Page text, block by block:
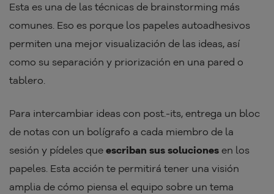
Esta es una de las técnicas de brainstorming más
comunes. Eso es porque los papeles autoadhesivos
permiten una mejor visualización de las ideas, así
como su separación y priorización en una pared o
tablero.
Para intercambiar ideas con post.-its, entrega un bloc
de notas con un bolígrafo a cada miembro de la
sesión y pídeles que escriban sus soluciones en los
papeles. Esta acción te permitirá tener una visión
amplia de cómo piensa el equipo sobre un tema